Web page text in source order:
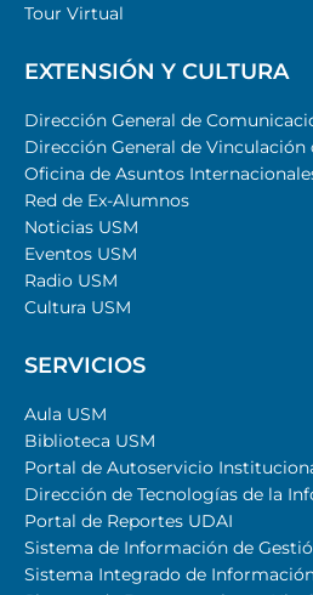
Tour Virtual
EXTENSIÓN Y CULTURA
Dirección General de
Dirección General de Vinculación
Oficina de Asuntos
Red de Ex-Alumnos
Noticias USM
Eventos USM
Radio USM
Cultura USM
SERVICIOS
Aula USM
Biblioteca USM
Portal de Autoservicio
Dirección de Tecnologías de la
Portal de Reportes UDAI
Sistema de Información de
Sistema Integrado de